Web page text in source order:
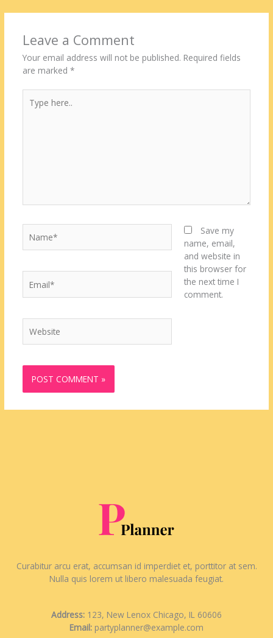
Leave a Comment
Your email address will not be published. Required fields
are marked *
here..
Save my
name, email,
and website in
this browser for
the next time I
comment.
Curabitur arcu erat, accumsan id imperdiet et, porttitor at sem.
Nulla quis lorem ut libero malesuada feugiat.
Address: 123, New Lenox Chicago, IL 60606
Email: partyplanner@example.com